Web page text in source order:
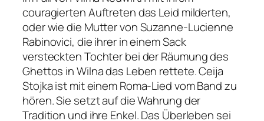
couragierten Auftreten das Leid milderten,
oder wie die Mutter von Suzanne-Lucienne
Rabinovici, die ihrer in einem Sack
versteckten Tochter bei der Räumung des
Ghettos in Wilna das Leben rettete. Ceija
Stojka ist mit einem Roma-Lied vom Band zu
hören. Sie setzt auf die Wahrung der
Tradition und ihre Enkel. Das Überleben sei